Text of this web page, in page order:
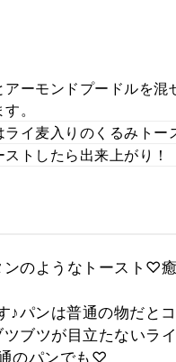
ーモンドプードルを混
。
ライ麦入りのくるみト
トしたら出来上がり！
ンのようなトースト♡
♪パンは普通の物だと
ブツが目立たないラ
のパンでも♡